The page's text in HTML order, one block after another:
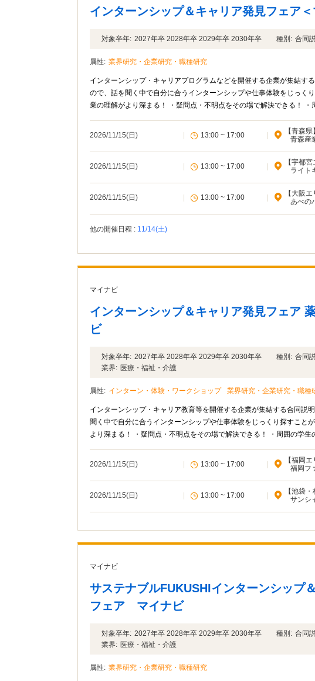
インターンシップ＆キャリア発見フェア＜
対象卒年: 2027年卒 2028年卒 2029年卒 2030年卒 種別: 合同
属性: 業界研究・企業研究・職種研究
インターンシップ・キャリアプログラムなどを開催する企業が集結す
ので、話を聞く中で自分に合うインターンシップや仕事体験をじっく
業の理解がより深まる！ ・疑問点・不明点をその場で解決できる！ ・
2026/11/15(日) | 13:00 ~ 17:00 |
【青森県】
青森産
2026/11/15(日) | 13:00 ~ 17:00 |
【宇都宮
ライト
2026/11/15(日) | 13:00 ~ 17:00 |
【大阪エ
あべの
他の開催日程 : 11/14(土)
マイナビ
インターンシップ＆キャリア発見フェア
ビ
対象卒年: 2027年卒 2028年卒 2029年卒 2030年卒 種別: 合同
業界: 医療・福祉・介護
属性: インターン・体験・ワークショップ 業界研究・企業研究・職種
インターンシップ・キャリア教育等を開催する企業が集結する合同説
聞く中で自分に合うインターンシップや仕事体験をじっくり探すこと
より深まる！ ・疑問点・不明点をその場で解決できる！ ・周囲の学生
2026/11/15(日) | 13:00 ~ 17:00 |
【福岡エ
福岡フ
2026/11/15(日) | 13:00 ~ 17:00 |
【池袋
サンシ
マイナビ
サステナブルFUKUSHIインターンシップ
フェア マイナビ
対象卒年: 2027年卒 2028年卒 2029年卒 2030年卒 種別: 合同
業界: 医療・福祉・介護
属性: 業界研究・企業研究・職種研究